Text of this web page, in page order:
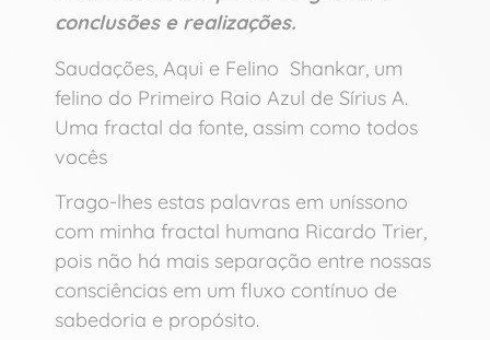
conclusões e realizações.
Saudações, Aqui e Felino Shankar, um
felino do Primeiro Raio Azul de Sírius A.
Uma fractal da fonte, assim como todos
vocês
Trago-lhes estas palavras em uníssono
com minha fractal humana Ricardo Trier,
pois não há mais separação entre nossas
consciências em um fluxo contínuo de
sabedoria e propósito.